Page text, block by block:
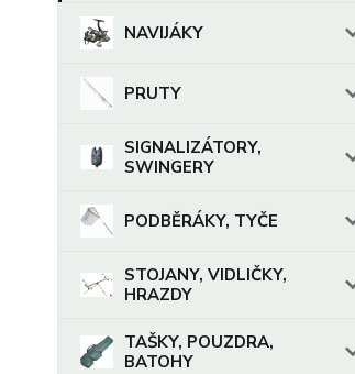
NAVIJÁKY
PRUTY
SIGNALIZÁTORY,
SWINGERY
PODBĚRÁKY, TYČE
STOJANY, VIDLIČKY,
HRAZDY
TAŠKY, POUZDRA,
BATOHY